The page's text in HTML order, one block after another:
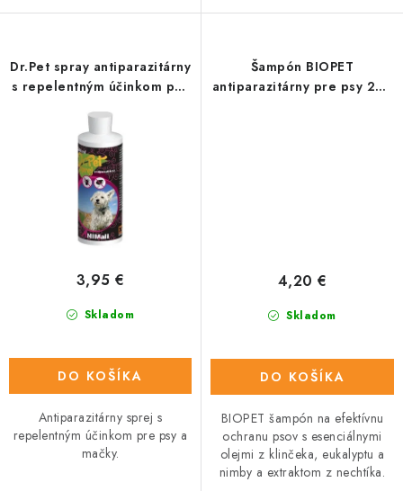
Dr.Pet spray antiparazitárny
s repelentným účinkom pre
Skladom
3,95 €
DO KOŠÍKA
Antiparazitárny sprej s
repelentným účinkom pre psy a
mačky.
Šampón BIOPET
antiparazitárny pre psy 200
Skladom
4,20 €
DO KOŠÍKA
BIOPET šampón na efektívnu
ochranu psov s esenciálnymi
olejmi z klinčeka, eukalyptu a
nimby a extraktom z nechtíka.